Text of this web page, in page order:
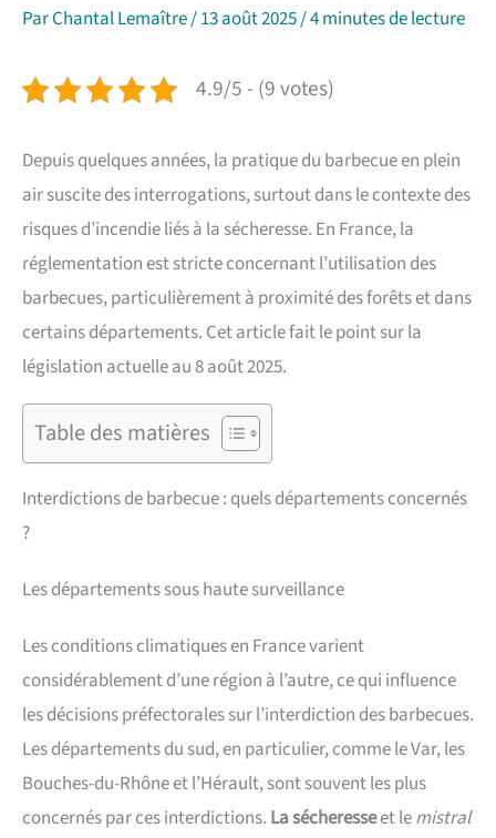
ParChantal Lemaître/13 août 2025/4 minutes de lecture
4.9/5 - (9 votes)
Depuis quelques années, la pratique du barbecue en plein
air suscite des interrogations, surtout dans le contexte des
risques d’incendie liés à la sécheresse. En France, la
réglementation est stricte concernant l’utilisation des
barbecues, particulièrement à proximité des forêts et dans
certains départements. Cet article fait le point sur la
législation actuelle au 8 août 2025.
Table des matières
Interdictions de barbecue : quels départements concernés
?
Les départements sous haute surveillance
Les conditions climatiques en France varient
considérablement d’une région à l’autre, ce qui influence
les décisions préfectorales sur l’interdiction des barbecues.
Les départements du sud, en particulier, comme le Var, les
Bouches-du-Rhône et l’Hérault, sont souvent les plus
concernés par ces interdictions. La sécheresseet lemistral